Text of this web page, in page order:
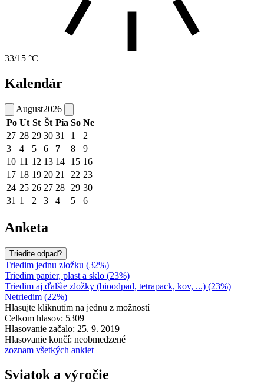
33/15 °C
Kalendár
August2026
Po Ut St Št Pia So Ne
27 28 29 30 31 1
2
3
4 5 6 7 8
9
10 11 12 13 14 15 16
17 18 19 20 21 22 23
24 25 26 27 28 29 30
31 1 2 3 4 5 6
Anketa
Triedite odpad?
Triedim jednu zložku (32%)
Triedim papier, plast a sklo (23%)
Triedim aj ďalšie zložky (bioodpad, tetrapack, kov, ...) (23%)
Netriedim (22%)
Hlasujte kliknutím na jednu z možností
Celkom hlasov: 5309
Hlasovanie začalo: 25. 9. 2019
Hlasovanie končí: neobmedzené
zoznam všetkých ankiet
Sviatok a výročie